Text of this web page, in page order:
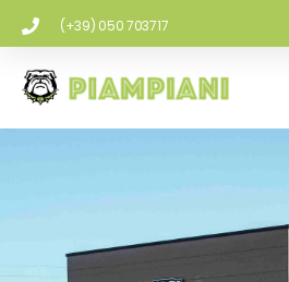
(+39) 050 703717